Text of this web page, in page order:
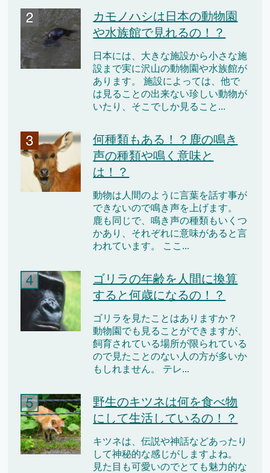
カモノハシは日本の動物園
や水族館で見れるの！？
日本には、大きな施設から小さな施
設まで実に沢山の動物園や水族館が
あります。 施設によっては、他で
は見ることの出来ない珍しい動物が
いたり、そこでしか見ること...
何種類もある！？鹿の鳴き
声の種類や鳴く意味と
は！？
動物は人間のように言葉を話す事が
できないので鳴き声を上げます。
鹿も同じで、鳴き声の種類もいくつ
かあり、それぞれに意味があると言
われています。 ここ...
ゴリラの年齢を人間に換算
すると何歳になるの！？
ゴリラを見たことはありますか？
動物園でも見ることができますが、
飼育されている場所が限られている
ので見たことのない人の方が多いか
もしれません。 テレ...
野生のキツネは何を食べ物
にして生活しているの！？
キツネは、伝説や神話などあったり
して神秘的な感じがしますよね。
見た目も可愛いのでとても魅力的な